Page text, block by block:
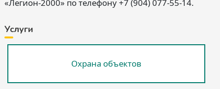
«Легион-2000» по телефону +7 (904) 077-55-14.
Услуги
Охрана объектов